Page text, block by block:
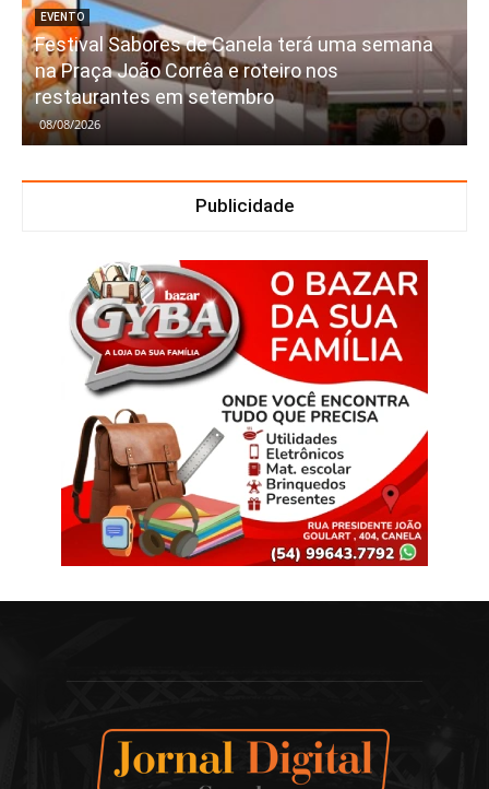
EVENTO
Festival Sabores de Canela terá uma semana
na Praça João Corrêa e roteiro nos
restaurantes em setembro
08/08/2026
Publicidade